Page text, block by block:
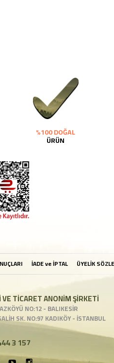
%100 DOĞAL
ÜRÜN
İADE ve İPTAL ÜYELİK
TİCARET ANONİM ŞİRKETİ
NO:12 - BALIKESİR
SK. NO:97 KADIKÖY - İSTANBUL
3 157